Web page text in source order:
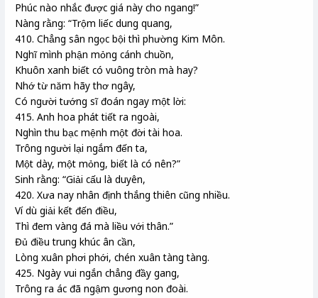
Phúc nào nhắc được giá này cho ngang!”
Nàng rằng: “Trộm liếc dung quang,
410. Chẳng sân ngọc bội thì phường Kim Môn.
Nghĩ mình phận mỏng cánh chuồn,
Khuôn xanh biết có vuông tròn mà hay?
Nhớ từ năm hãy thơ ngây,
Có người tướng sĩ đoán ngay một lời:
415. Anh hoa phát tiết ra ngoài,
Nghìn thu bạc mệnh một đời tài hoa.
Trông người lại ngắm đến ta,
Một dày, một mỏng, biết là có nên?”
Sinh rằng: “Giải cấu là duyên,
420. Xưa nay nhân định thắng thiên cũng nhiều.
Ví dù giải kết đến điều,
Thì đem vàng đá mà liều với thân.”
Đủ điều trung khúc ân cần,
Lòng xuân phơi phới, chén xuân tàng tàng.
425. Ngày vui ngắn chẳng đầy gang,
Trông ra ác đã ngậm gương non đoài.